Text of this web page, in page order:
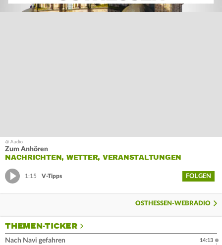
Zum Anhören
NACHRICHTEN, WETTER, VERANSTALTUNGEN
1:15 V-Tipps FOLGEN
OSTHESSEN-WEBRADIO
THEMEN-TICKER
Nach Navi gefahren
14:13